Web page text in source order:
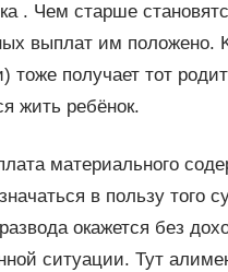
. Чем старше
выплат им положено.
тоже получает тот
жить ребёнок.
материального
в пользу того
окажется без
ситуации. Тут